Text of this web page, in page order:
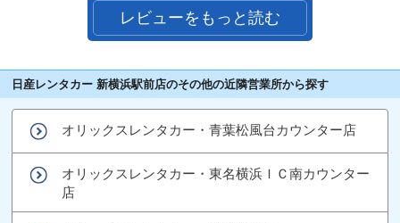
レビューをもっと読む
日産レンタカー 新横浜駅前店のその他の近隣営業所から探す
オリックスレンタカー・青葉松風台カウンター店
オリックスレンタカー・東名横浜ＩＣ南カウンター
店